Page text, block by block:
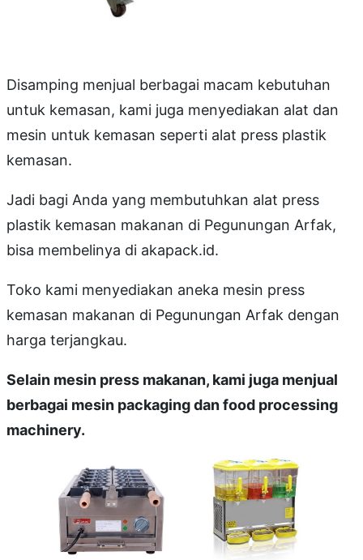
Disamping menjual berbagai macam kebutuhan
untuk kemasan, kami juga menyediakan alat dan
mesin untuk kemasan seperti alat press plastik
kemasan.
Jadi bagi Anda yang membutuhkan alat press
plastik kemasan makanan di Pegunungan Arfak,
bisa membelinya di akapack.id.
Toko kami menyediakan aneka mesin press
kemasan makanan di Pegunungan Arfak dengan
harga terjangkau.
Selain mesin press makanan, kami juga menjual
berbagai mesin packaging dan food processing
machinery.